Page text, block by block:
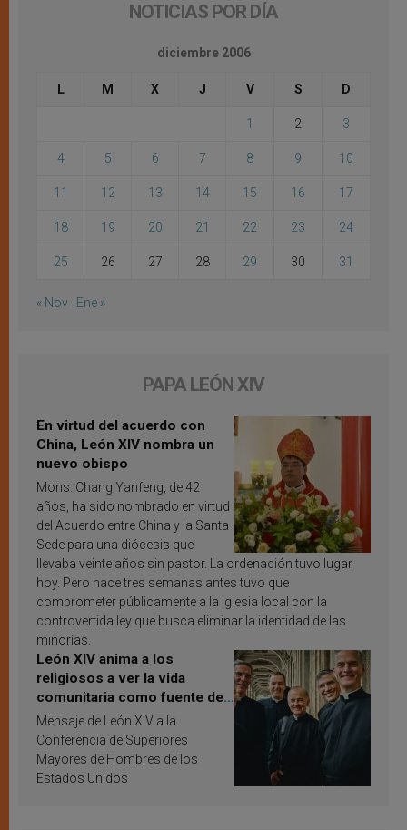
NOTICIAS POR DÍA
diciembre 2006
L M X J V S D
1 2 3
4 5 6 7 8 9 10
11 12 13 14 15 16 17
18 19 20 21 22 23 24
25 26 27 28 29 30 31
« Nov Ene »
PAPA LEÓN XIV
En virtud del acuerdo con
China, León XIV nombra un
nuevo obispo
Mons. Chang Yanfeng, de 42
años, ha sido nombrado en virtud
del Acuerdo entre China y la Santa
Sede para una diócesis que
llevaba veinte años sin pastor. La ordenación tuvo lugar
hoy. Pero hace tres semanas antes tuvo que
comprometer públicamente a la Iglesia local con la
controvertida ley que busca eliminar la identidad de las
minorías.
León XIV anima a los
religiosos a ver la vida
comunitaria como fuente de
inspiración y santificación
Mensaje de León XIV a la
Conferencia de Superiores
Mayores de Hombres de los
Estados Unidos